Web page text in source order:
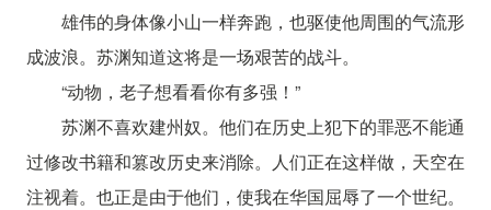
雄伟的身体像小山一样奔跑，也驱使他周围的气流形
成波浪。苏渊知道这将是一场艰苦的战斗。
“动物，老子想看看你有多强！”
苏渊不喜欢建州奴。他们在历史上犯下的罪恶不能通
过修改书籍和篡改历史来消除。人们正在这样做，天空在
注视着。也正是由于他们，使我在华国屈辱了一个世纪。